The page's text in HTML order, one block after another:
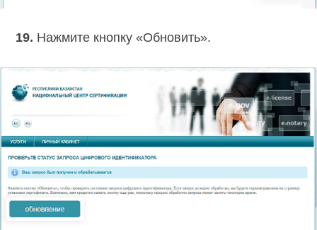
19. Нажмите кнопку «Обновить».